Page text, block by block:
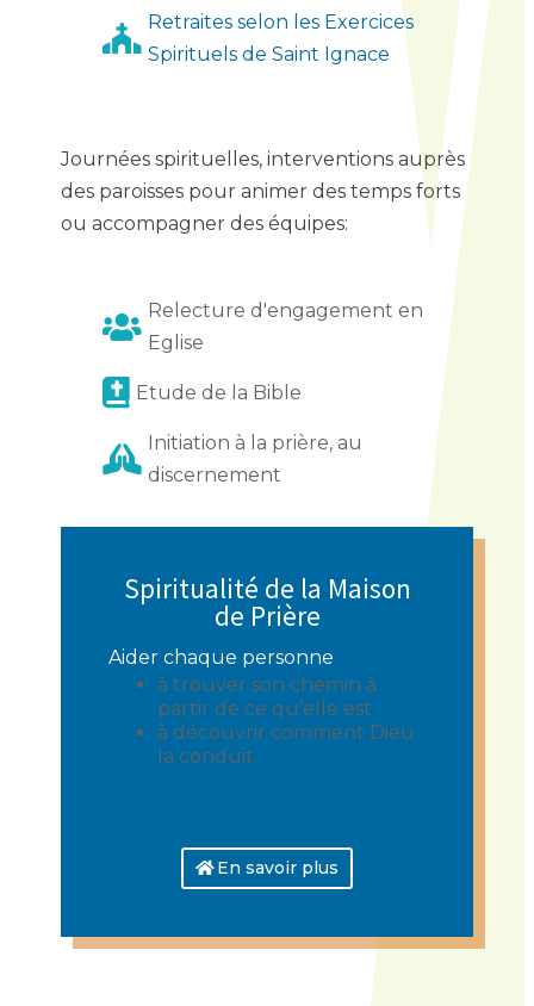

Retraites selon les Exercices
Spirituels de Saint Ignace
Journées spirituelles, interventions auprès
des paroisses pour animer des temps forts
ou accompagner des équipes:

Relecture d'engagement en
Eglise
 Etude de la Bible

Initiation à la prière, au
discernement
Spiritualité de la Maison
de Prière
Aider chaque personne
à trouver son chemin à
partir de ce qu’elle est
à découvrir comment Dieu
la conduit
En savoir plus